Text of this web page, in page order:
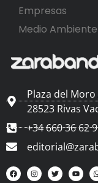
Empresas
Medio Ambiente
Plaza del
28523 Rivas
+34 660 36 62